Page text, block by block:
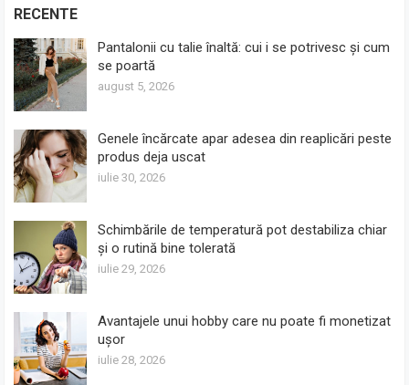
RECENTE
Pantalonii cu talie înaltă: cui i se potrivesc și cum
se poartă
august 5, 2026
Genele încărcate apar adesea din reaplicări peste
produs deja uscat
iulie 30, 2026
Schimbările de temperatură pot destabiliza chiar
și o rutină bine tolerată
iulie 29, 2026
Avantajele unui hobby care nu poate fi monetizat
ușor
iulie 28, 2026